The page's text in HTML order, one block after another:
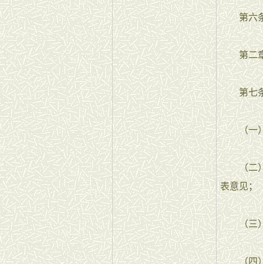
第六条
第二章
第七条
（一）
（二）从
表意见；
（三）
（四）